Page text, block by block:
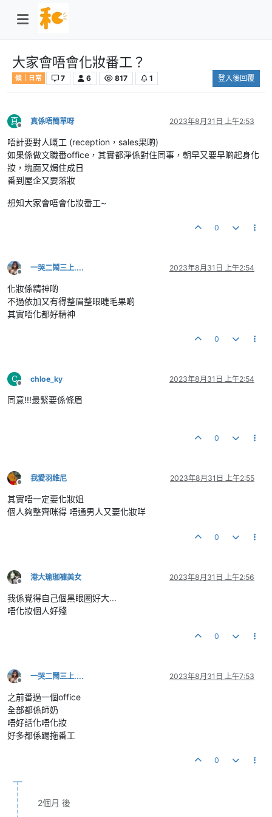
大家會唔會化妝番工？
傾｜日常 7 6 817 1 登入後回覆
真
離線
真係唔簡單呀 2023年8月31日 上午2:53
唔計要對人嘅工 (reception，sales果啲)
如果係做文職番office，其實都淨係對住同事，朝早又要早啲起身化
妝，塊面又焗住成日
番到屋企又要落妝
想知大家會唔會化妝番工~
0
離線
一哭二鬧三上.... 2023年8月31日 上午2:54
化妝係精神啲
不過依加又有得整眉整眼睫毛果啲
其實唔化都好精神
0
C
離線
chloe_ky 2023年8月31日 上午2:54
同意!!!最緊要係條眉
0
離線
我愛羽維尼 2023年8月31日 上午2:55
其實唔一定要化妝姐
個人夠整齊咪得 唔通男人又要化妝咩
0
離線
港大瑜珈褲美女 2023年8月31日 上午2:56
我係覺得自己個黑眼圈好大...
唔化妝個人好殘
0
離線
一哭二鬧三上.... 2023年8月31日 上午7:53
之前番過一個office
全部都係師奶
唔好話化唔化妝
好多都係踢拖番工
0
2個月 後